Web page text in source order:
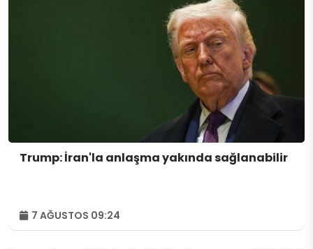
Trump: İran'la anlaşma yakında sağlanabilir
7 AĞUSTOS 09:24